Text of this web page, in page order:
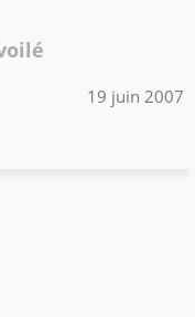
19 juin 2007